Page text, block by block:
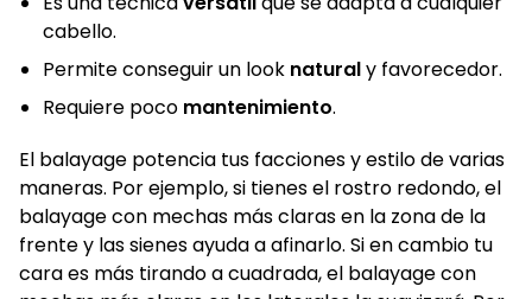
cabello.
Permite conseguir un look naturaly favorecedor.
Requiere poco mantenimiento.
El balayage potencia tus facciones y estilo de varias
maneras. Por ejemplo, si tienes el rostro redondo, el
balayage con mechas más claras en la zona de la
frente y las sienes ayuda a afinarlo. Si en cambio tu
cara es más tirando a cuadrada, el balayage con